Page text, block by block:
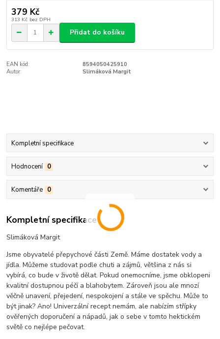
379 Kč
313 Kč bez DPH
Přidat do košíku
EAN kód:
8594050425910
Autor:
Slimáková Margit
Kompletní specifikace
Hodnocení 0
Komentáře 0
Kompletní specifikace
Slimáková Margit
Jsme obyvatelé přepychové části Země. Máme dostatek vody a
jídla. Můžeme studovat podle chuti a zájmů, většina z nás si
vybírá, co bude v životě dělat. Pokud onemocníme, jsme obklopeni
kvalitní dostupnou péčí a blahobytem. Zároveň jsou ale mnozí
věčně unavení, přejedení, nespokojení a stále ve spěchu. Může to
být jinak? Ano! Univerzální recept nemám, ale nabízím střípky
ověřených doporučení a nápadů, jak o sebe v tomto hektickém
světě co nejlépe pečovat.